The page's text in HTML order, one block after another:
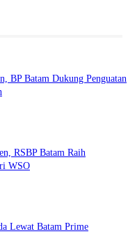
BP Batam Dukung Penguatan
RSBP Batam Raih
WSO
Lewat Batam Prime